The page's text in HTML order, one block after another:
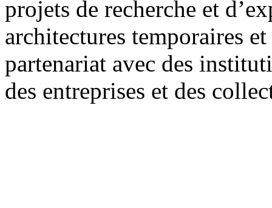
projets de recherche et
architectures temporaires
partenariat avec des
des entreprises et des